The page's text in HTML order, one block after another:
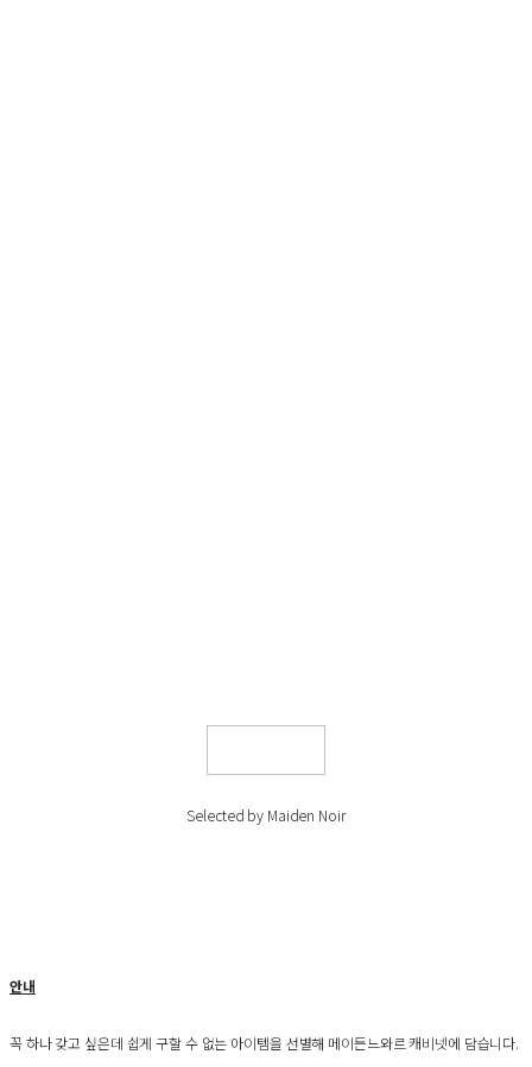
Selected by Maiden Noir
안내
꼭 하나 갖고 싶은데 쉽게 구할 수 없는 아이템을 선별해 메이든느와르 캐비넷에 담습니다.